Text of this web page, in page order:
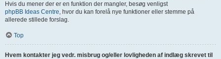
Hvis du mener der er en funktion der mangler, besøg venligst
phpBB Ideas Centre, hvor du kan forelå nye funktioner eller stemme på
allerede stillede forslag.
Top
Hvem kontakter jeg vedr. misbrug og/eller lovligheden af indlæg skrevet til